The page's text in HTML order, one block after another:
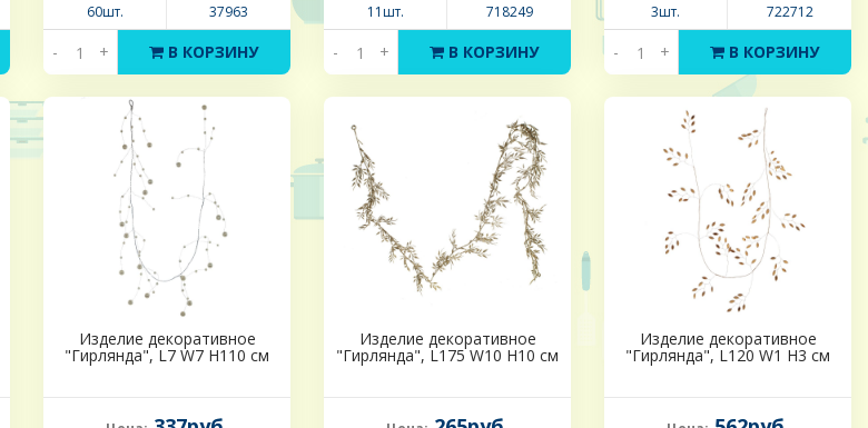
60шт. 37963
- + В КОРЗИНУ
11шт. 718249
- + В КОРЗИНУ
3шт. 722712
- + В КОРЗИНУ
Изделие декоративное
"Гирлянда", L7 W7 H110 см
Изделие декоративное
"Гирлянда", L175 W10 H10 см
Изделие декоративное
"Гирлянда", L120 W1 H3 см